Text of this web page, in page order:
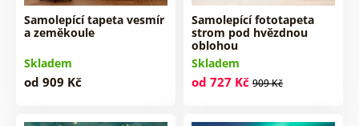
Samolepící tapeta vesmír
a zeměkoule
Skladem
od 909 Kč
Samolepící fototapeta
strom pod hvězdnou
oblohou
Skladem
od 727 Kč 909 Kč